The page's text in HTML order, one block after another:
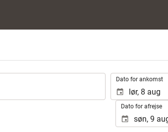
Dato for ankomst
Dato for afrejse